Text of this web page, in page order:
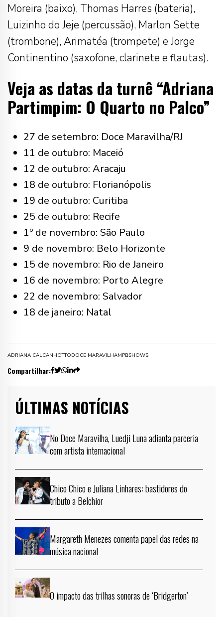
Moreira (baixo), Thomas Harres (bateria),
Luizinho do Jeje (percussão), Marlon Sette
(trombone), Arimatéa (trompete) e Jorge
Continentino (saxofone, clarinete e flautas).
Veja as datas da turnê “Adriana
Partimpim: O Quarto no Palco”
27 de setembro: Doce Maravilha/RJ
11 de outubro: Maceió
12 de outubro: Aracaju
18 de outubro: Florianópolis
19 de outubro: Curitiba
25 de outubro: Recife
1º de novembro: São Paulo
9 de novembro: Belo Horizonte
15 de novembro: Rio de Janeiro
16 de novembro: Porto Alegre
22 de novembro: Salvador
18 de janeiro: Natal
ADRIANA CALCANHOTTODOCE MARAVILHAMPBSHOWS
Compartilhar:
ÚLTIMAS NOTÍCIAS
No Doce Maravilha, Luedji Luna adianta parceria
com artista internacional
Chico Chico e Juliana Linhares: bastidores do
tributo a Belchior
Margareth Menezes comenta papel das redes na
música nacional
O impacto das trilhas sonoras de ‘Bridgerton’